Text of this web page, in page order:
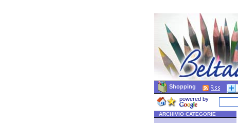
Shopping
powered by
ARCHIVIO CATEGORIE